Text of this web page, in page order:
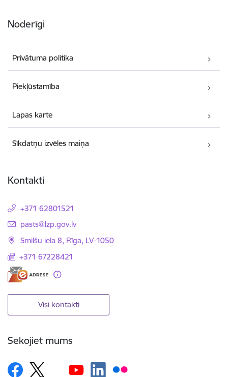
Noderīgi
Privātuma politika
Piekļūstamība
Lapas karte
Sīkdatņu izvēles maiņa
Kontakti
+371 62801521
E-pasts:
pasts@lzp.gov.lv
Smilšu iela 8, Rīga, LV-1050
+371 67228421
Visi kontakti
Sekojiet mums